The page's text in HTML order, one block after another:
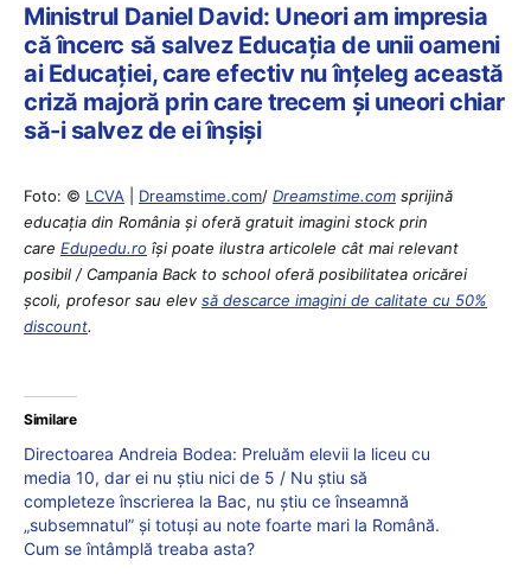
Ministrul Daniel David: Uneori am impresia
că încerc să salvez Educația de unii oameni
ai Educației, care efectiv nu înțeleg această
criză majoră prin care trecem și uneori chiar
să-i salvez de ei înșiși
Foto: © LCVA Dreamstime.com/ Dreamstime.com sprijină
educaţia din România şi oferă gratuit imagini stock prin
care Edupedu.ro îşi poate ilustra articolele cât mai relevant
posibil / Campania Back to school oferă posibilitatea oricărei
școli, profesor sau elevsă descarce imagini de calitate cu 50%
discount.
Similare
Directoarea Andreia Bodea: Preluăm elevii la liceu cu
media 10, dar ei nu știu nici de 5 / Nu știu să
completeze înscrierea la Bac, nu știu ce înseamnă
„subsemnatul” și totuși au note foarte mari la Română.
Cum se întâmplă treaba asta?